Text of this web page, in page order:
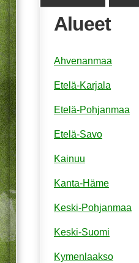
Alueet
Ahvenanmaa
Etelä-Karjala
Etelä-Pohjanmaa
Etelä-Savo
Kainuu
Kanta-Häme
Keski-Pohjanmaa
Keski-Suomi
Kymenlaakso